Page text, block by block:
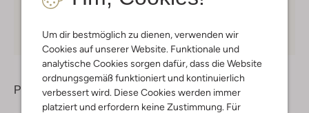
Um dir bestmöglich zu dienen, verwenden wir
Cookies auf unserer Website. Funktionale und
analytische Cookies sorgen dafür, dass die Website
ordnungsgemäß funktioniert und kontinuierlich
verbessert wird. Diese Cookies werden immer
platziert und erfordern keine Zustimmung. Für
Produktinformation